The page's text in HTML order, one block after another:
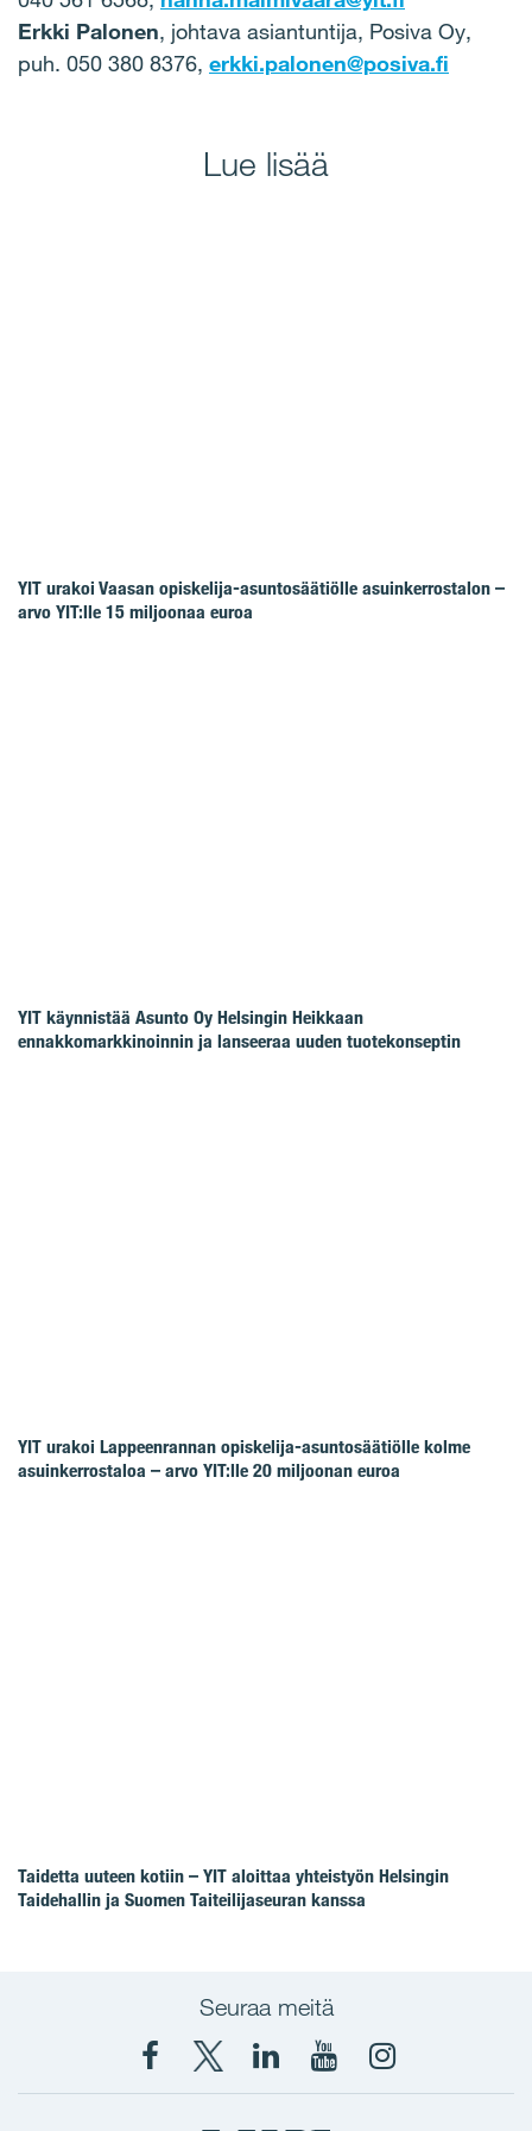
Erkki Palonen, johtava asiantuntija, Posiva Oy,
puh. 050 380 8376, erkki.palonen@posiva.fi
Lue lisää
YIT urakoi Vaasan opiskelija-asuntosäätiölle asuinkerrostalon –
arvo YIT:lle 15 miljoonaa euroa
YIT käynnistää Asunto Oy Helsingin Heikkaan
ennakkomarkkinoinnin ja lanseeraa uuden tuotekonseptin
YIT urakoi Lappeenrannan opiskelija-asuntosäätiölle kolme
asuinkerrostaloa – arvo YIT:lle 20 miljoonan euroa
Taidetta uuteen kotiin – YIT aloittaa yhteistyön Helsingin
Taidehallin ja Suomen Taiteilijaseuran kanssa
Seuraa meitä
Facebook
X
YITYITInstagram